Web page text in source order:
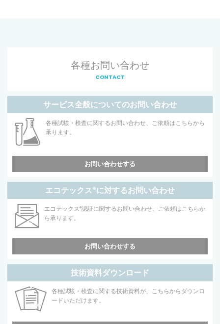
各種お問い合わせ
CONTACT
サービス全般についてのお問い合わせ
各種試験・検査に関するお問い合わせ、ご依頼はこちらから
承ります。
お問い合わせする
エコテックス®に対するお問い合わせ
エコテックス®認証に関するお問い合わせ、ご依頼はこちらか
ら承ります。
お問い合わせする
技術資料ダウンロード
各種試験・検査に関する技術資料が、こちらからダウンロ
ードいただけます。